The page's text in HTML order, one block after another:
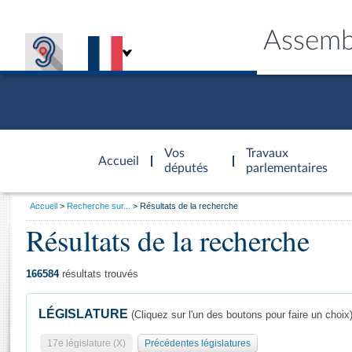
Accueil
d'accueil
Vos
députés
Travaux
parlementaires
Général
Vous
Accueil Recherche sur... Résultats de la recherche
Résultats de la recherche
166584résultats trouvés
LÉGISLATURE (Cliquez sur l'un des boutons pour faire un choix)
17e législature (X) Précédentes législatures